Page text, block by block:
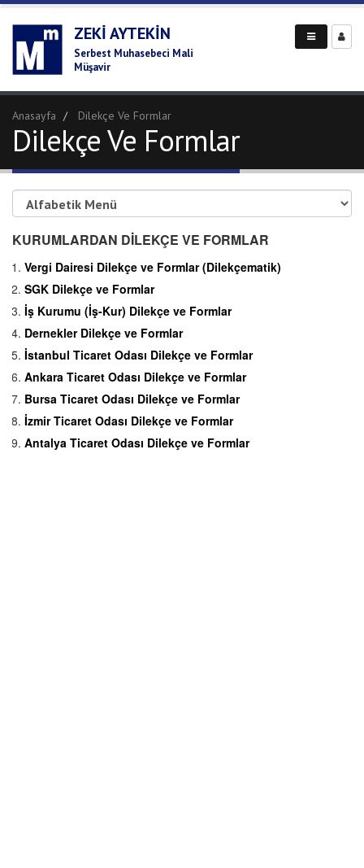
ZEKI AYTEKIN
Serbest Muhasebeci Mali
Müşavir
Anasayfa Dilekçe Ve Formlar
Dilekçe Ve Formlar